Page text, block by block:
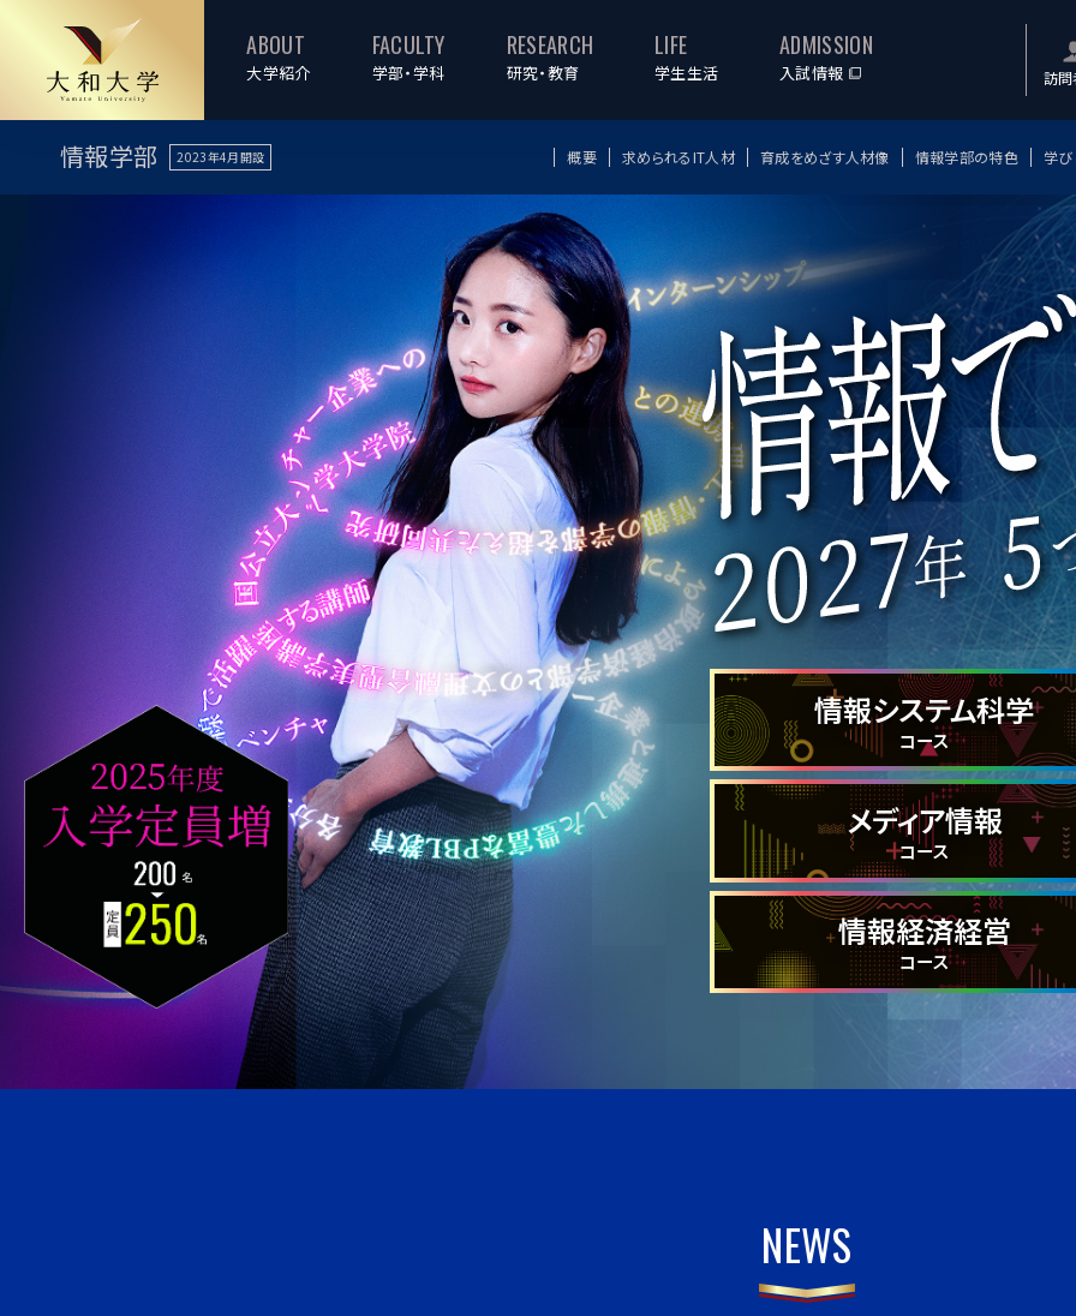
ABOUT
大学紹介
FACULTY
学部・学科
RESEARCH
研究・教育
LIFE
学生生活
ADMISSION
入試情報 訪問
情報学部 2023年4月開設 概要 求められるIT人材 育成をめざす人材像 情報学部の特色 学
情報システム科学
コース
メディア情報
コース
情報経済経営
コース
NEWS